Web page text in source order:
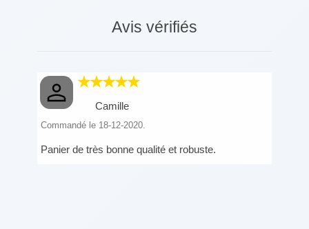
Avis vérifiés
Camille
Commandé le 18-12-2020.
Panier de très bonne qualité et robuste.